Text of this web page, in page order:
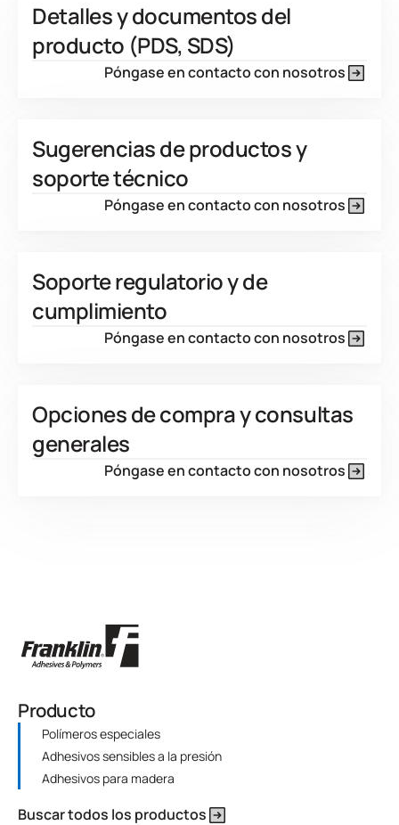
Detalles y documentos del
producto (PDS, SDS)
Póngase en contacto con nosotros
Sugerencias de productos y
soporte técnico
Póngase en contacto con nosotros
Soporte regulatorio y de
cumplimiento
Póngase en contacto con nosotros
Opciones de compra y consultas
generales
Póngase en contacto con nosotros
Producto
Polímeros especiales
Adhesivos sensibles a la presión
Adhesivos para madera
Buscar todos los productos